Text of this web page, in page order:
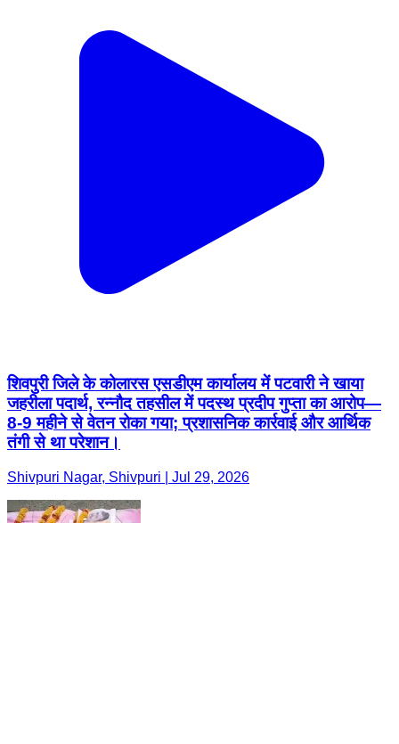
शिवपुरी जिले के कोलारस एसडीएम कार्यालय में पटवारी ने खाया
जहरीला पदार्थ, रन्नौद तहसील में पदस्थ प्रदीप गुप्ता का आरोप—
8-9 महीने से वेतन रोका गया; प्रशासनिक कार्रवाई और आर्थिक
तंगी से था परेशान।
Shivpuri Nagar, Shivpuri | Jul 29, 2026